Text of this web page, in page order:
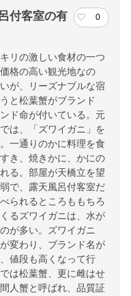
付客室の有
0
リの激しい食材の一つ
格の高い観光地なの
が、リーズナブルな宿
と松葉蟹がブランド
ド命が付いている。元
は、「ズワイガニ」を
一通りのかに料理を食
き、焼きかに、かにの
る。部屋が天橋立を望
で、露天風呂付客室だ
られるところももちろ
るズワイガニは、水が
が多い。ズワイガニ
変わり、ブランド名が
値段も高くなって行
は松葉蟹、更に雌はせ
人蟹と呼ばれ、品質証